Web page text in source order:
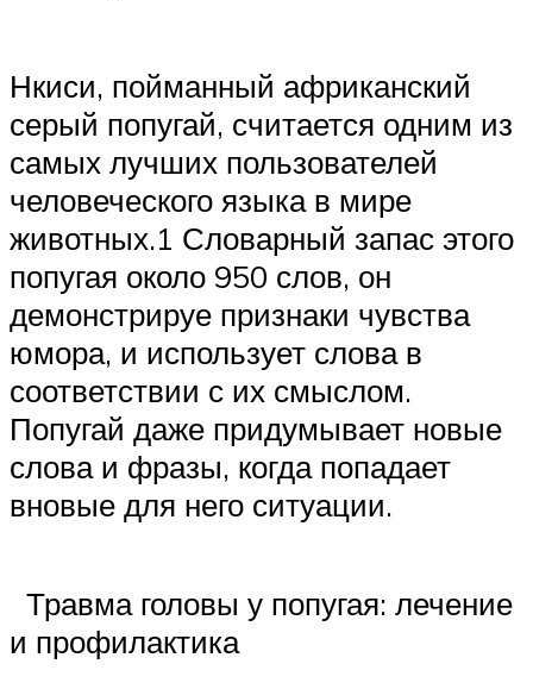
Нкиси, пойманный африканский
серый попугай, считается одним из
самых лучших пользователей
человеческого языка в мире
животных.1 Словарный запас этого
попугая около 950 слов, он
демонстрируе признаки чувства
юмора, и использует слова в
соответствии с их смыслом.
Попугай даже придумывает новые
слова и фразы, когда попадает
вновые для него ситуации.
Травма головы у попугая: лечение
и профилактика